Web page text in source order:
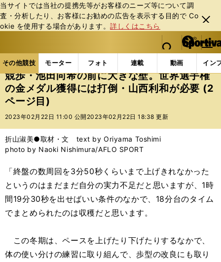
当サイトでは当社の提携先等がお客様のニーズ等について調
査・分析したり、お客様にお勧めの広告を表⽰する⽬的で Co
okie を使⽤する場合があります。詳しくはこちら
閉じ
る
web Sportiva (webスポルティーバ)
検索
マイペ
ー
ジ
メニュ
その他競技 モーター フォト 連載 動画 イン
ス
ポ
ル
テ
ー
バ
その他競技の記事一覧 陸上 競歩・池田向希の前に
競歩・池田向希の前に大きな壁。世界選手権
の金メダル獲得には打倒・山西利和が必要 (2
ページ目)
2023年02月22日 11:00 公開 2023年02月22日 18:38 更新
折山淑美●取材・文 text by Oriyama Toshimi
photo by Naoki Nishimura/AFLO SPORT
「終盤の数周回を3分50秒くらいまで上げきれなかった
というのはまだまだ自分の実力不足だと思いますが、1時
間19分30秒を出せばいい条件のなかで、18分台のタイム
でまとめられたのは収穫だと思います。
この冬期は、ペースを上げたり下げたりするなかで、
体の使い分けの練習に取り組んで、歩型の改良にも取り